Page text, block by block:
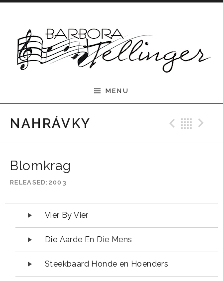
Barbora Tellinger
MENU
NAHRÁVKY
Blomkrag
RELEASED 2003
Audio přehrávač
Vier By Vier
Die Aarde En Die Mens
Steekbaard Honde en Hoenders